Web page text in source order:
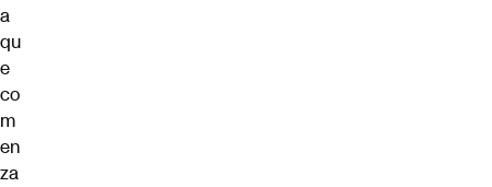
a
qu
e
co
m
en
za